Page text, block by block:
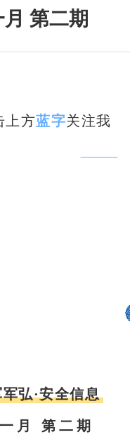
第二期
上方蓝字关注我
弘·安全信息
月 第二期